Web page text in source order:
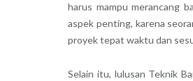
harus mampu merancang
aspek penting, karena
proyek tepat waktu dan
Selain itu, lulusan Teknik